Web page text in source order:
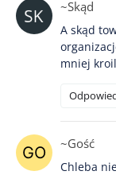
~Skąd
A skąd
mniej
~Gość
Chleba